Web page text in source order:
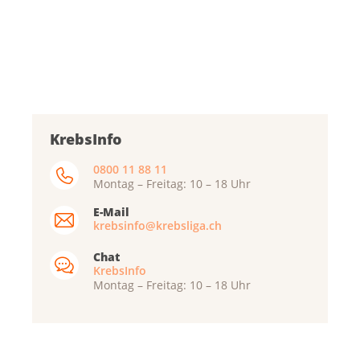
KrebsInfo
0800 11 88 11
Montag – Freitag: 10 – 18 Uhr
E-Mail
krebsinfo@krebsliga.ch
Chat
KrebsInfo
Montag – Freitag: 10 – 18 Uhr